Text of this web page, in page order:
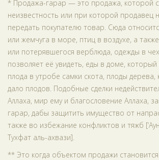
* Продажа-гарар — это продажа, которой
неизвестность или при которой продавец
передать покупателю товар. Сюда
или жемчуга в море, птиц в воздухе, а
или потерявшегося верблюда, одежды в
позволяет её увидеть, еды в доме, который
плода в утробе самки скота, плоды
дало плодов. Подобные сделки
Аллаха, мир ему и благословение Аллаха,
гарар, дабы защитить имущество от
также во избежание конфликтов и тяжб
Тухфат аль-ахвази].
** Это когда объектом продажи